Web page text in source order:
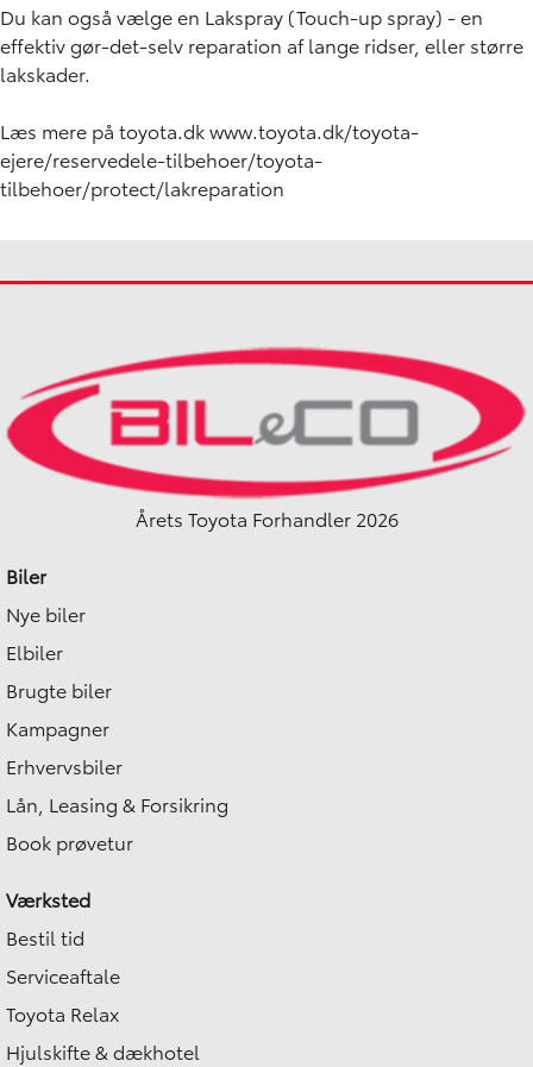
Du kan også vælgeen Lakspray (Touch-up spray) - en
effektiv gør-det-selv reparation af lange ridser, eller større
lakskader.
Læs mere på toyota.dkwww.toyota.dk/toyota-
ejere/reservedele-tilbehoer/toyota-
tilbehoer/protect/lakreparation
Årets Toyota Forhandler 2026
Biler
Nye biler
Elbiler
Brugte biler
Kampagner
Erhvervsbiler
Lån, Leasing & Forsikring
Book prøvetur
Værksted
Bestil tid
Serviceaftale
Toyota Relax
Hjulskifte & dækhotel